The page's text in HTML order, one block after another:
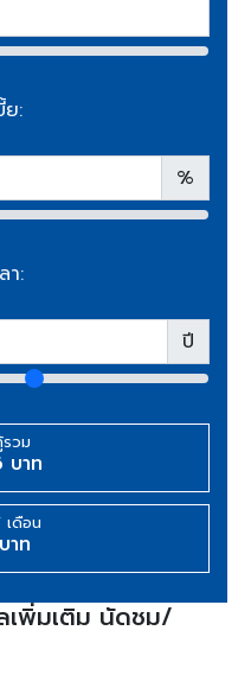
ย:
%
า:
ปี
วม
บาท
เดือน
าท
เพิ่มเติม นัดชม/